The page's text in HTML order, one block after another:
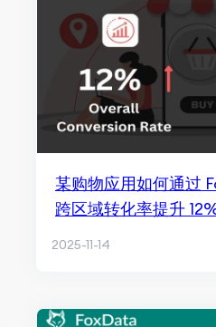
某购物应用如何通过
跨区域转化率提升
2025-11-14